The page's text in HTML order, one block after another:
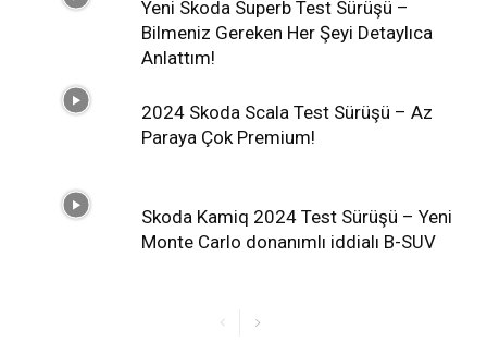
Yeni Skoda Superb Test Sürüşü –
Bilmeniz Gereken Her Şeyi Detaylıca
Anlattım!
2024 Skoda Scala Test Sürüşü – Az
Paraya Çok Premium!
Skoda Kamiq 2024 Test Sürüşü – Yeni
Monte Carlo donanımlı iddialı B-SUV